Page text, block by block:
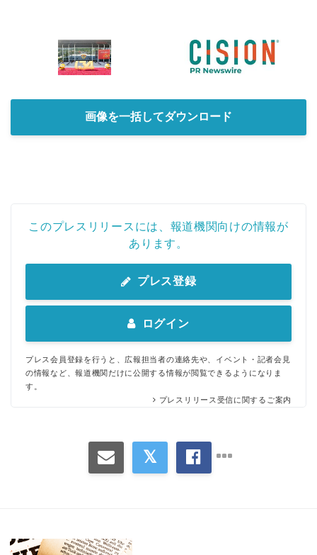
画像を一括してダウンロード
このプレスリリースには、報道機関向けの情報が
あります。
プレス登録
ログイン
プレス会員登録を行うと、広報担当者の連絡先や、イベント・記者会見
の情報など、報道機関だけに公開する情報が閲覧できるようになりま
す。
プレスリリース受信に関するご案内